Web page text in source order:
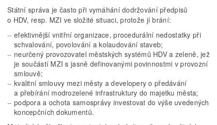
Státní správa je často při vymáhání dodržování předpisů
o HDV, resp. MZI ve složité situaci, protože jí brání:
efektivnější vnitřní organizace, procedurální nedostatky při
schvalování, povolování a kolaudování staveb;
neurčený provozovatel městských systémů HDV a zeleně, jež
je součástí MZI s jasně definovanými povinnostmi v provozní
smlouvě;
kvalitní smlouvy mezi městy a developery o předávání
a přebírání modrozelené infrastruktury do majetku města;
podpora a ochota samosprávy investovat do výše uvedených
koncepčních dokumentů.